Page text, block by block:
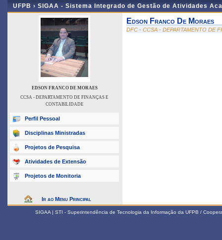
UFPB › SIGAA - Sistema Integrado de Gestão de Atividades
EDSON FRANCO DE MORAES
CCSA - DEPARTAMENTO DE FINANÇAS E
CONTABILIDADE
Perfil Pessoal
Disciplinas Ministradas
Projetos de Pesquisa
Atividades de Extensão
Projetos de Monitoria
Ir ao Menu Principal
Edson Franco De Moraes
DFC - CCSA - DEPARTAMENTO DE
SIGAA | STI - Superintendência de Tecnologia da Informação da UFPB /